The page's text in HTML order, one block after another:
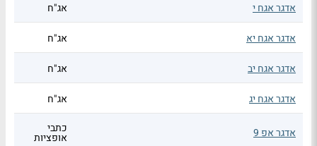
אדגר אגח י אג"ח
אדגר אגח יא אג"ח
אדגר אגח יב אג"ח
אדגר אגח יג אג"ח
אדגר אפ 9 כתבי
אופציות